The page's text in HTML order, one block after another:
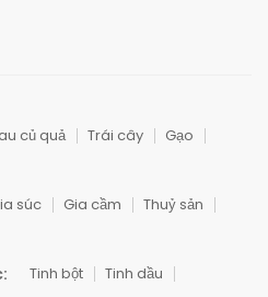
củ quả Trái cây
Gạo
súc Gia cầm
Thuỷ sản
Tinh bột
Tinh dầu